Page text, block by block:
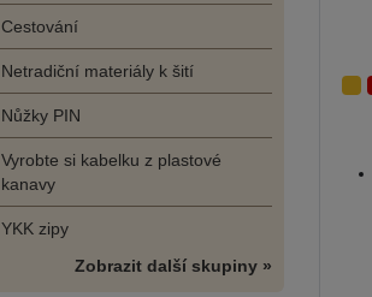
Cestování
Netradiční materiály k šití
Nůžky PIN
Vyrobte si kabelku z plastové
kanavy
YKK zipy
Zobrazit další skupiny »